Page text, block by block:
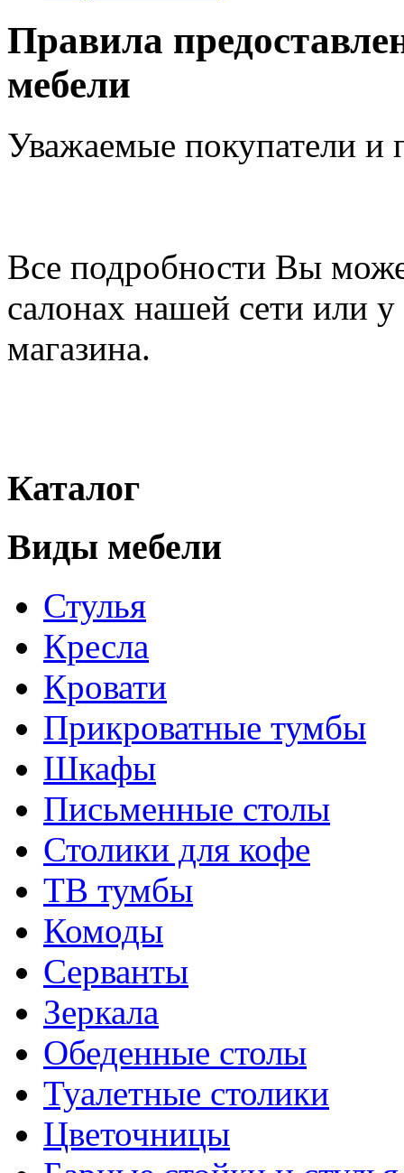
Правила
мебели
Уважаемые покупатели и
Все подробности Вы
салонах нашей сети или
магазина.
Каталог
Виды мебели
Стулья
Кресла
Кровати
Прикроватные тумбы
Шкафы
Письменные столы
Столики для кофе
ТВ тумбы
Комоды
Серванты
Зеркала
Обеденные столы
Туалетные столики
Цветочницы